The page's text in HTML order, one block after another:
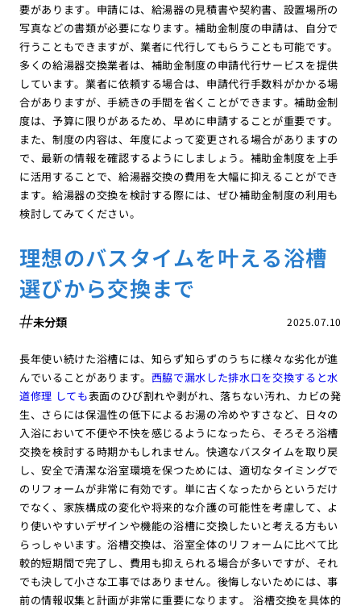
要があります。申請には、給湯器の見積書や契約書、設置場所の
写真などの書類が必要になります。補助金制度の申請は、自分で
行うこともできますが、業者に代行してもらうことも可能です。
多くの給湯器交換業者は、補助金制度の申請代行サービスを提供
しています。業者に依頼する場合は、申請代行手数料がかかる場
合がありますが、手続きの手間を省くことができます。補助金制
度は、予算に限りがあるため、早めに申請することが重要です。
また、制度の内容は、年度によって変更される場合がありますの
で、最新の情報を確認するようにしましょう。補助金制度を上手
に活用することで、給湯器交換の費用を大幅に抑えることができ
ます。給湯器の交換を検討する際には、ぜひ補助金制度の利用も
検討してみてください。
理想のバスタイムを叶える浴槽
選びから交換まで
2025.07.10
未分類
長年使い続けた浴槽には、知らず知らずのうちに様々な劣化が進
んでいることがあります。 西脇で漏水した排水口を交換すると水
道修理 しても表面のひび割れや剥がれ、落ちない汚れ、カビの発
生、さらには保温性の低下によるお湯の冷めやすさなど、日々の
入浴において不便や不快を感じるようになったら、そろそろ浴槽
交換を検討する時期かもしれません。快適なバスタイムを取り戻
し、安全で清潔な浴室環境を保つためには、適切なタイミングで
のリフォームが非常に有効です。単に古くなったからというだけ
でなく、家族構成の変化や将来的な介護の可能性を考慮して、よ
り使いやすいデザインや機能の浴槽に交換したいと考える方もい
らっしゃいます。浴槽交換は、浴室全体のリフォームに比べて比
較的短期間で完了し、費用も抑えられる場合が多いですが、それ
でも決して小さな工事ではありません。後悔しないためには、事
前の情報収集と計画が非常に重要になります。 浴槽交換を具体的